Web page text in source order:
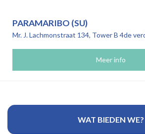
PARAMARIBO (SU)
Mr. J. Lachmonstraat 134, Tower B 4de
Meer info
WAT BIEDEN WE?